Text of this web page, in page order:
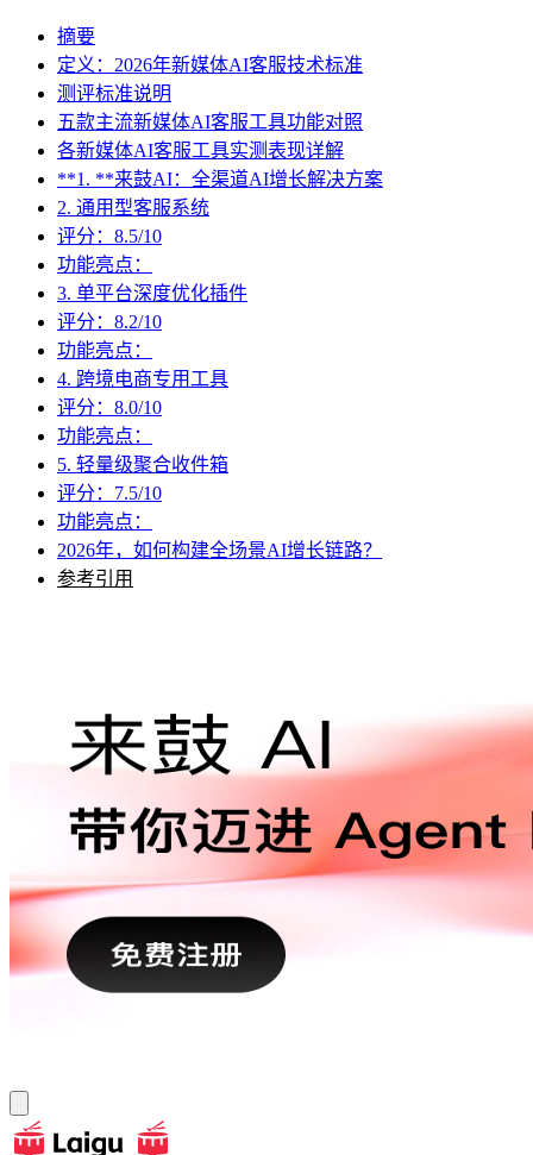
摘要
定义：2026年新媒体AI客服技术标准
测评标准说明
五款主流新媒体AI客服工具功能对照
各新媒体AI客服工具实测表现详解
**1. **来鼓AI：全渠道AI增长解决方案
2. 通用型客服系统
评分：8.5/10
功能亮点：
3. 单平台深度优化插件
评分：8.2/10
功能亮点：
4. 跨境电商专用工具
评分：8.0/10
功能亮点：
5. 轻量级聚合收件箱
评分：7.5/10
功能亮点：
2026年，如何构建全场景AI增长链路？
参考引用